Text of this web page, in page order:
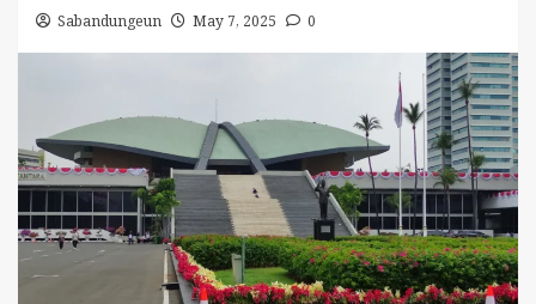
Sabandungeun May 7, 2025 0